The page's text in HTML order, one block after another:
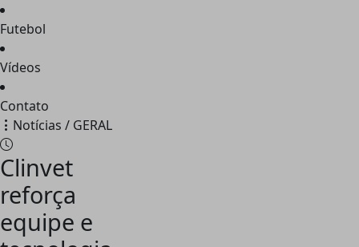
Futebol
Vídeos
Contato
Notícias / GERAL
Clinvet
reforça
equipe e